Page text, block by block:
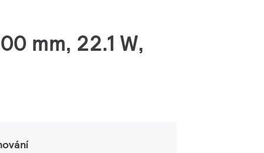
mm, 22.1 W,